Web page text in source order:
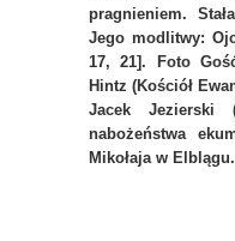
pragnieniem.
Jego modlitwy:
17, 21]. Foto
Hintz (Kościół
Jacek Jezierski
nabożeństwa
Mikołaja w Elblągu.